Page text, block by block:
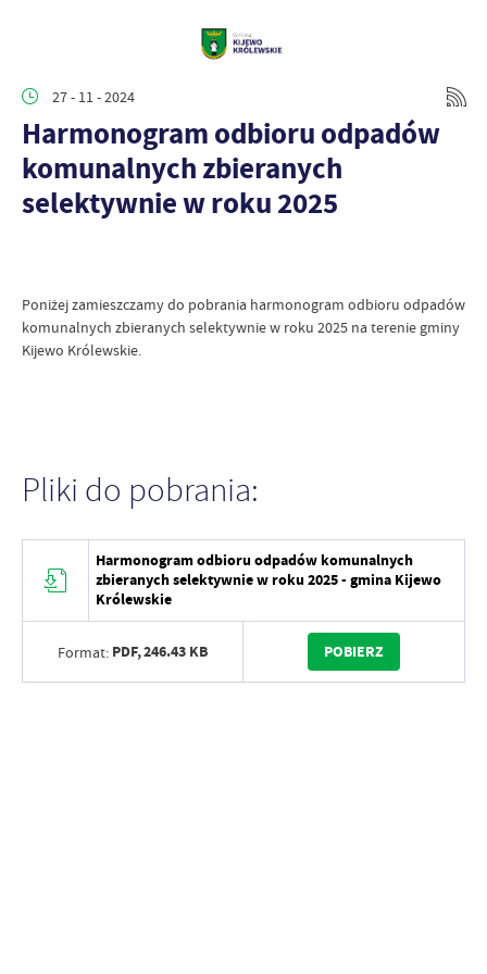
27 - 11 - 2024
Harmonogram odbioru odpadów
komunalnych zbieranych
selektywnie w roku 2025
Poniżej zamieszczamy do pobrania harmonogram odbioru odpadów
komunalnych zbieranych selektywnie w roku 2025 na terenie gminy
Kijewo Królewskie.
Pliki do pobrania:
Harmonogram odbioru odpadów komunalnych
zbieranych selektywnie w roku 2025 - gmina Kijewo
Królewskie
Format: PDF,246.43 KB POBIERZ